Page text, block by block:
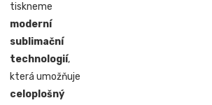
tiskneme
moderní
sublimační
technologií,
která umožňuje
celoplošný